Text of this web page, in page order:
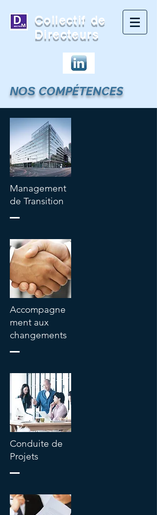
Collectif de
Directeurs
NOS COMPÉTENCES
Management
de Transition
Accompagne
ment aux
changements
Conduite de
Projets